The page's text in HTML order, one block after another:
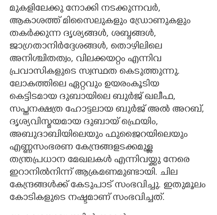
മുകളിലേക്കു നോക്കി നടക്കുന്നവർ,
ആകാശത്ത് മിസൈലുകളും ഡ്രോണുകളും
തകർക്കുന്ന ദൃശ്യങ്ങൾ, ശബ്ദങ്ങൾ,
ജാഗ്രതാനിർദ്ദേശങ്ങൾ, തൊഴിലിലെ
അനിശ്ചിതത്വം, വിലക്കയറ്റം എന്നിവ
പ്രവാസികളുടെ സ്വസ്ഥത കെടുത്തുന്നു.
ലോകത്തിലെ ഏറ്റവും ഉയരംകൂടിയ
കെട്ടിടമായ ദുബായിലെ ബുർജ് ഖലീഫ,
സപ്തനക്ഷത്ര ഹോട്ടലായ ബുർജ് അൽ അറബ്,
ദൃശ്യവിസ്മയമായ ദുബായ് ഫ്രെയിം,
അബുദാബിയിലെയും ഫുജൈറയിലെയും
എണ്ണസംഭരണ കേന്ദ്രങ്ങളടക്കമുള്ള
തന്ത്രപ്രധാന മേഖലകൾ എന്നിവയ്ക്കു നേരെ
ഇറാനിൽനിന്ന് ആക്രമണമുണ്ടായി. ചില
കേന്ദ്രങ്ങൾക്ക് കേടുപാട് സംഭവിച്ചു. ഇതുമൂലം
കോടികളുടെ നഷ്ടമാണ് സംഭവിച്ചത്.